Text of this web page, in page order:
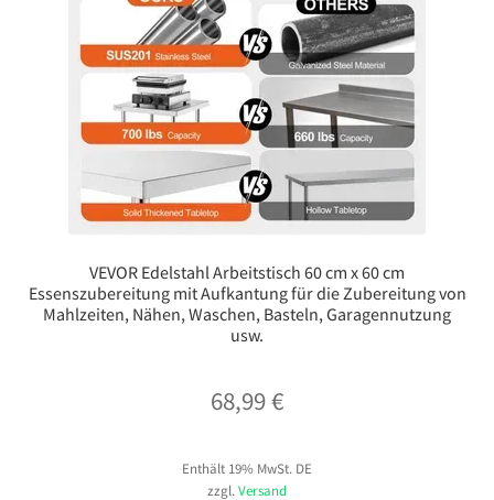
VEVOR Edelstahl Arbeitstisch 60 cm x 60 cm
Essenszubereitung mit Aufkantung für die Zubereitung von
Mahlzeiten, Nähen, Waschen, Basteln, Garagennutzung
usw.
68,99€
Enthält 19% MwSt. DE
zzgl. Versand